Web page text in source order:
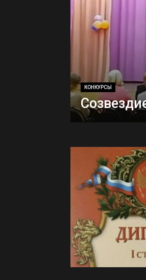
КОНКУРСЫ